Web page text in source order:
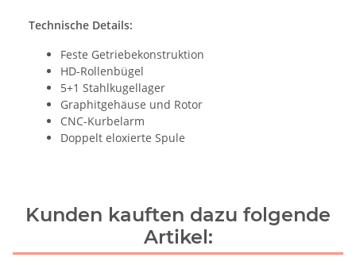
Technische Details:
Feste Getriebekonstruktion
HD-Rollenbügel
5+1 Stahlkugellager
Graphitgehäuse und Rotor
CNC-Kurbelarm
Doppelt eloxierte Spule
Kunden kauften dazu folgende
Artikel: